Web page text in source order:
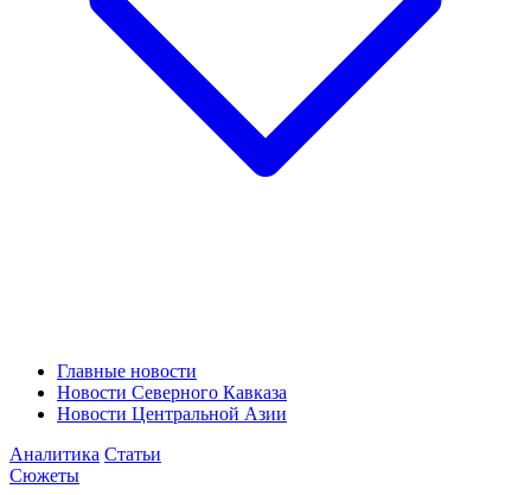
Главные новости
Новости Северного Кавказа
Новости Центральной Азии
Аналитика Статьи
Сюжеты